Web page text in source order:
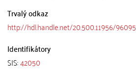
Trvalý odkaz
http://hdl.handle.net/20.500.11956/96095
Identifikátory
SIS:42050